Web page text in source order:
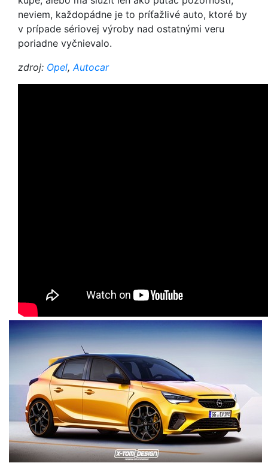
neviem, každopádne je to príťažlivé auto, ktoré by
v prípade sériovej výroby nad ostatnými veru
poriadne vyčnievalo.
zdroj: Opel,Autocar